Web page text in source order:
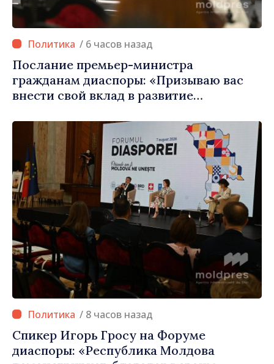
/ 6 часов назад
Послание премьер-министра
гражданам диаспоры: «Призываю вас
внести свой вклад в развитие
/ 8 часов назад
Спикер Игорь Гросу на Форуме
диаспоры: «Республика Молдова